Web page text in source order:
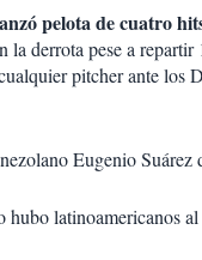
pelota de cuatro
la derrota pese a repartir
pitcher ante los
Eugenio Suárez
hubo latinoamericanos al